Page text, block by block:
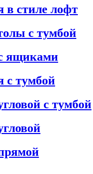
в стиле лофт
с тумбой
ящиками
с тумбой
с тумбой